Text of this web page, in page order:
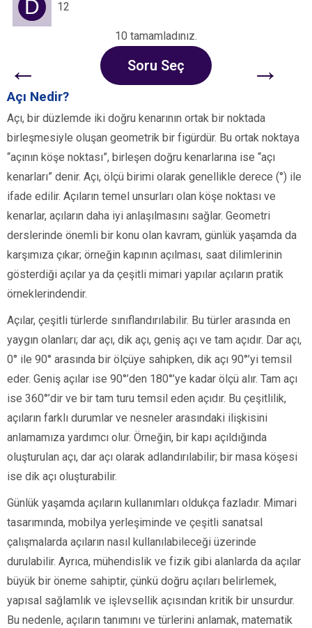
D 12
10 tamamladınız.
← Soru Seç →
Açı Nedir?
Açı, bir düzlemde iki doğru kenarının ortak bir noktada
birleşmesiyle oluşan geometrik bir figürdür. Bu ortak noktaya
“açının köşe noktası”, birleşen doğru kenarlarına ise “açı
kenarları” denir. Açı, ölçü birimi olarak genellikle derece (°) ile
ifade edilir. Açıların temel unsurları olan köşe noktası ve
kenarlar, açıların daha iyi anlaşılmasını sağlar. Geometri
derslerinde önemli bir konu olan kavram, günlük yaşamda da
karşımıza çıkar; örneğin kapının açılması, saat dilimlerinin
gösterdiği açılar ya da çeşitli mimari yapılar açıların pratik
örneklerindendir.
Açılar, çeşitli türlerde sınıflandırılabilir. Bu türler arasında en
yaygın olanları; dar açı, dik açı, geniş açı ve tam açıdır. Dar açı,
0° ile 90° arasında bir ölçüye sahipken, dik açı 90°’yi temsil
eder. Geniş açılar ise 90°’den 180°’ye kadar ölçü alır. Tam açı
ise 360°’dir ve bir tam turu temsil eden açıdır. Bu çeşitlilik,
açıların farklı durumlar ve nesneler arasındaki ilişkisini
anlamamıza yardımcı olur. Örneğin, bir kapı açıldığında
oluşturulan açı, dar açı olarak adlandırılabilir; bir masa köşesi
ise dik açı oluşturabilir.
Günlük yaşamda açıların kullanımları oldukça fazladır. Mimari
tasarımında, mobilya yerleşiminde ve çeşitli sanatsal
çalışmalarda açıların nasıl kullanılabileceği üzerinde
durulabilir. Ayrıca, mühendislik ve fizik gibi alanlarda da açılar
büyük bir öneme sahiptir, çünkü doğru açıları belirlemek,
yapısal sağlamlık ve işlevsellik açısından kritik bir unsurdur.
Bu nedenle, açıların tanımını ve türlerini anlamak, matematik